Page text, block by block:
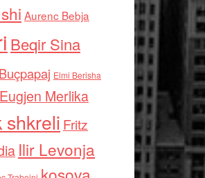
Aurenc Bebja
Beqir Sina
Elmi Berisha
Eugjen Merlika
shkreli Fritz
Ilir Levonja